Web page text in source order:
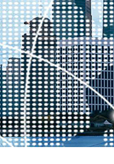
秀论文著作 民营